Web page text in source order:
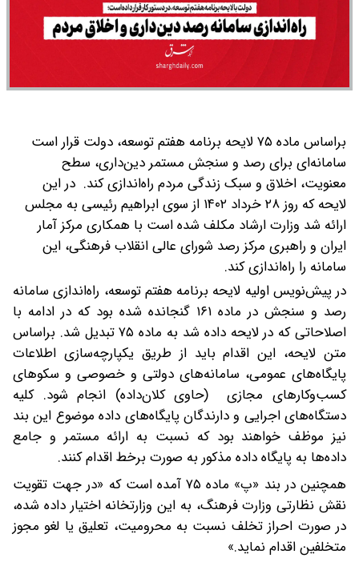
براساس ماده ۷۵ لایحه برنامه هفتم توسعه، دولت قرار است
سامانه‌ای برای رصد و سنجش مستمر دین‌داری، سطح
معنویت، اخلاق و سبک زندگی مردم راه‌اندازی کند. در این
لایحه که روز ۲۸ خرداد ۱۴۰۲ از سوی ابراهیم رئیسی به مجلس
ارائه شد وزارت ارشاد مکلف شده است با همکاری مرکز آمار
ایران و راهبری مرکز رصد شورای عالی انقلاب فرهنگی، این
سامانه را راه‌اندازی کند.
در پیش‌نویس اولیه لایحه برنامه هفتم توسعه، راه‌اندازی سامانه
رصد و سنجش در ماده ۱۶۱ گنجانده شده بود که در ادامه با
اصلاحاتی که در لایحه داده شد به ماده ۷۵ تبدیل شد. براساس
متن لایحه، این اقدام باید از طریق یکپارچه‌سازی اطلاعات
پایگاه‌های عمومی، سامانه‌های دولتی و خصوصی و سکوهای
کسب‌وکارهای مجازی (حاوی کلا‌ن‌داده) انجام شود. کلیه
دستگاه‌های اجرایی و دارندگان پایگاه‌های داده موضوع این بند
نیز موظف خواهند بود که نسبت به ارائه مستمر و جامع
داده‌ها به پایگاه داده مذکور به صورت برخط اقدام کنند.
همچنین در بند «پ» ماده ۷۵ آمده است که «در جهت تقویت
نقش نظارتی وزارت فرهنگ، به این وزارتخانه اختیار داده شده،
در صورت احراز تخلف نسبت به محرومیت، تعلیق یا لغو مجوز
متخلفین اقدام نماید.»